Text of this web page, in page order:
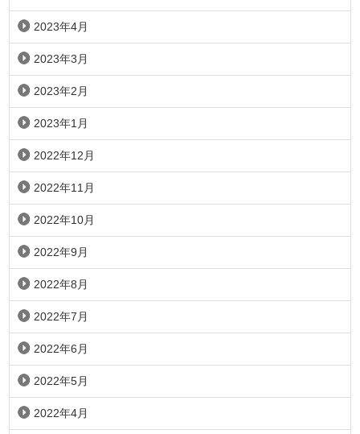
2023年4月
2023年3月
2023年2月
2023年1月
2022年12月
2022年11月
2022年10月
2022年9月
2022年8月
2022年7月
2022年6月
2022年5月
2022年4月